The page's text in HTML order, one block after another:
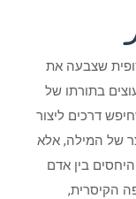
שצבעה את
בתורתו של
שחיפש דרכים ליצור
של המילה, אלא
בין אדם
הקיסרית,